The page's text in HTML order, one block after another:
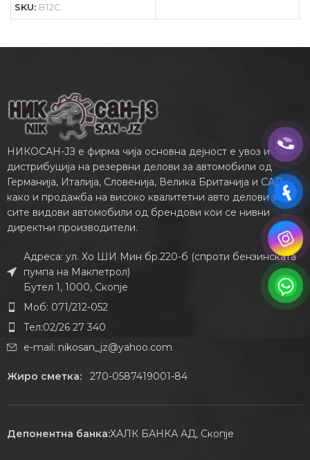
SKU: B12C
НИКОСАН-ЈЗ е фирма чија основна дејност е увоз и
дистрибуција на резервни делови за автомобили од
Германија, Италија, Словенија, Велика Британија и САД,
како и продажба на високо квалитетни авто делови за
сите видови автомобили од брендови кои се нивни
директни производители.
Адреса: ул. Хо ШИ Мин бр.220-б (спроти бензинската
пумпа на Макпетрол)
Бутел 1, 1000, Скопје
Моб: 071/212-052
Тел:02/26 27 340
e-mail: nikosan_jz@yahoo.com
Жиро сметка:270-0587419001-84
Депонентна банка:ХАЛК БАНКА АД, Скопје